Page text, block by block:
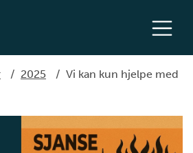
/ 2025 / Vi kan kun hjelpe med